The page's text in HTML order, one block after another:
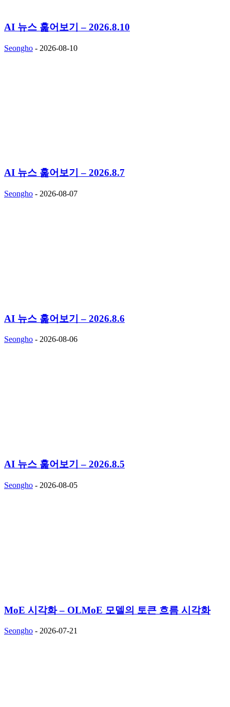
AI 뉴스 훑어보기 – 2026.8.10
Seongho - 2026-08-10
AI 뉴스 훑어보기 – 2026.8.7
Seongho - 2026-08-07
AI 뉴스 훑어보기 – 2026.8.6
Seongho - 2026-08-06
AI 뉴스 훑어보기 – 2026.8.5
Seongho - 2026-08-05
MoE 시각화 – OLMoE 모델의 토큰 흐름 시각화
Seongho - 2026-07-21